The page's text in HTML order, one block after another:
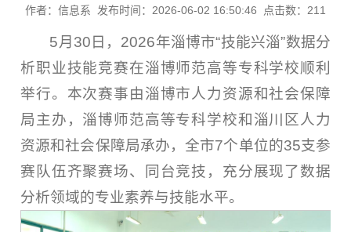
作者：信息系 发布时间：2026-06-02 16:50:46 点击数： 211
5月30日，2026年淄博市“技能兴淄”数据分
析职业技能竞赛在淄博师范高等专科学校顺利
举行。本次赛事由淄博市人力资源和社会保障
局主办，淄博师范高等专科学校和淄川区人力
资源和社会保障局承办，全市7个单位的35支参
赛队伍齐聚赛场、同台竞技，充分展现了数据
分析领域的专业素养与技能水平。